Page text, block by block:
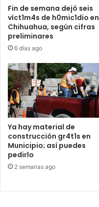
Fin de semana dejó seis
víct1m4s de h0mic1dio en
Chihuahua, según cifras
preliminares
6 días ago
Ya hay material de
construcción gr4t1s en
Municipio; así puedes
pedirlo
2 semanas ago